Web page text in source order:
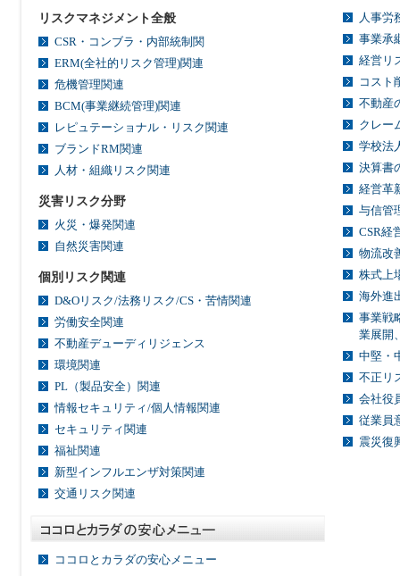
リスクマネジメント全般
CSR・コンブラ・内部統制関
ERM(全社的リスク管理)関連
危機管理関連
BCM(事業継続管理)関連
レピュテーショナル・リスク関連
ブランドRM関連
人材・組織リスク関連
災害リスク分野
火災・爆発関連
自然災害関連
個別リスク関連
D&Oリスク/法務リスク/CS・苦情関連
労働安全関連
不動産デューディリジェンス
環境関連
PL（製品安全）関連
情報セキュリティ/個人情報関連
セキュリティ関連
福祉関連
新型インフルエンザ対策関連
交通リスク関連
ココロとカラダの安心メニュー
人事労
事業承
経営リ
コスト
不動産
クレー
学校法
決算書
経営革
与信管
CSR経
物流改
株式上
海外進
事業戦
業展開
中堅・
不正リ
会社役
従業員
震災復